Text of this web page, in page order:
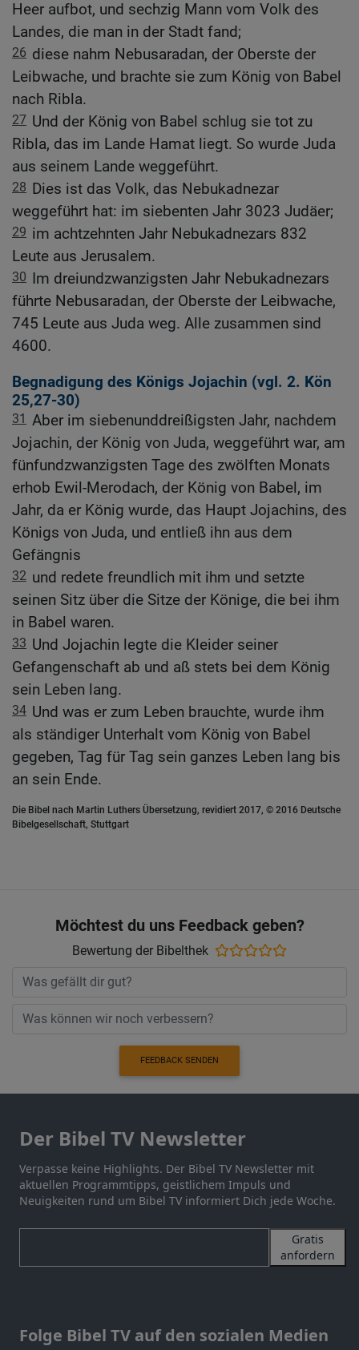
Heer aufbot, und sechzig Mann vom Volk des
Landes, die man in der Stadt fand;
26 diese nahm Nebusaradan, der Oberste der
Leibwache, und brachte sie zum König von Babel
nach Ribla.
27 Und der König von Babel schlug sie tot zu
Ribla, das im Lande Hamat liegt. So wurde Juda
aus seinem Lande weggeführt.
28 Dies ist das Volk, das Nebukadnezar
weggeführt hat: im siebenten Jahr 3023 Judäer;
29 im achtzehnten Jahr Nebukadnezars 832
Leute aus Jerusalem.
30 Im dreiundzwanzigsten Jahr Nebukadnezars
führte Nebusaradan, der Oberste der Leibwache,
745 Leute aus Juda weg. Alle zusammen sind
4600.
Begnadigung des Königs Jojachin (vgl. 2. Kön
25,27-30)
31 Aber im siebenunddreißigsten Jahr, nachdem
Jojachin, der König von Juda, weggeführt war, am
fünfundzwanzigsten Tage des zwölften Monats
erhob Ewil-Merodach, der König von Babel, im
Jahr, da er König wurde, das Haupt Jojachins, des
Königs von Juda, und entließ ihn aus dem
Gefängnis
32 und redete freundlich mit ihm und setzte
seinen Sitz über die Sitze der Könige, die bei ihm
in Babel waren.
33 Und Jojachin legte die Kleider seiner
Gefangenschaft ab und aß stets bei dem König
sein Leben lang.
34 Und was er zum Leben brauchte, wurde ihm
als ständiger Unterhalt vom König von Babel
gegeben, Tag für Tag sein ganzes Leben lang bis
an sein Ende.
Die Bibel nach Martin Luthers Übersetzung, revidiert 2017, © 2016 Deutsche
Bibelgesellschaft, Stuttgart
Möchtest du uns Feedback geben?
Bewertung der Bibelthek
FEEDBACK SENDEN
Der Bibel TV Newsletter
Verpasse keine Highlights. Der Bibel TV Newsletter mit
aktuellen Programmtipps, geistlichem Impuls und
Neuigkeiten rund um Bibel TV informiert Dich jede Woche.
Gratis
anfordern
Folge Bibel TV auf den sozialen Medien